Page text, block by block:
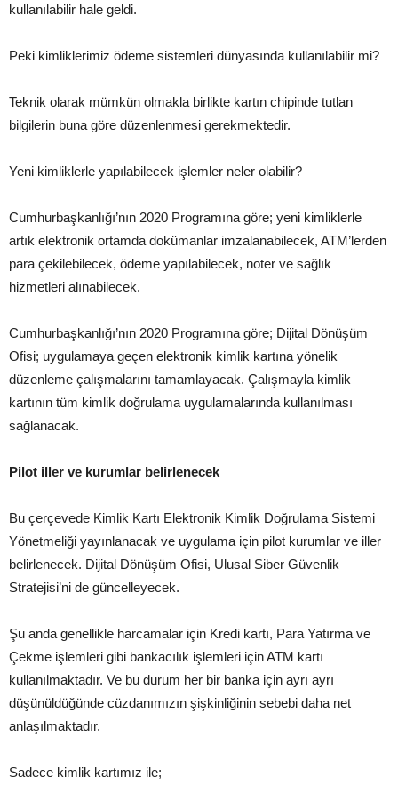
kullanılabilir hale geldi.
Peki kimliklerimiz ödeme sistemleri dünyasında kullanılabilir mi?
Teknik olarak mümkün olmakla birlikte kartın chipinde tutlan
bilgilerin buna göre düzenlenmesi gerekmektedir.
Yeni kimliklerle yapılabilecek işlemler neler olabilir?
Cumhurbaşkanlığı’nın 2020 Programına göre; yeni kimliklerle
artık elektronik ortamda dokümanlar imzalanabilecek, ATM’lerden
para çekilebilecek, ödeme yapılabilecek, noter ve sağlık
hizmetleri alınabilecek.
Cumhurbaşkanlığı’nın 2020 Programına göre; Dijital Dönüşüm
Ofisi; uygulamaya geçen elektronik kimlik kartına yönelik
düzenleme çalışmalarını tamamlayacak. Çalışmayla kimlik
kartının tüm kimlik doğrulama uygulamalarında kullanılması
sağlanacak.
Pilot iller ve kurumlar belirlenecek
Bu çerçevede Kimlik Kartı Elektronik Kimlik Doğrulama Sistemi
Yönetmeliği yayınlanacak ve uygulama için pilot kurumlar ve iller
belirlenecek. Dijital Dönüşüm Ofisi, Ulusal Siber Güvenlik
Stratejisi’ni de güncelleyecek.
Şu anda genellikle harcamalar için Kredi kartı, Para Yatırma ve
Çekme işlemleri gibi bankacılık işlemleri için ATM kartı
kullanılmaktadır. Ve bu durum her bir banka için ayrı ayrı
düşünüldüğünde cüzdanımızın şişkinliğinin sebebi daha net
anlaşılmaktadır.
Sadece kimlik kartımız ile;